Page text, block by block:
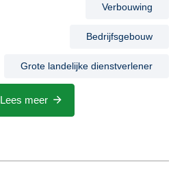
Verbouwing
Bedrijfsgebouw
Grote landelijke dienstverlener
Lees meer